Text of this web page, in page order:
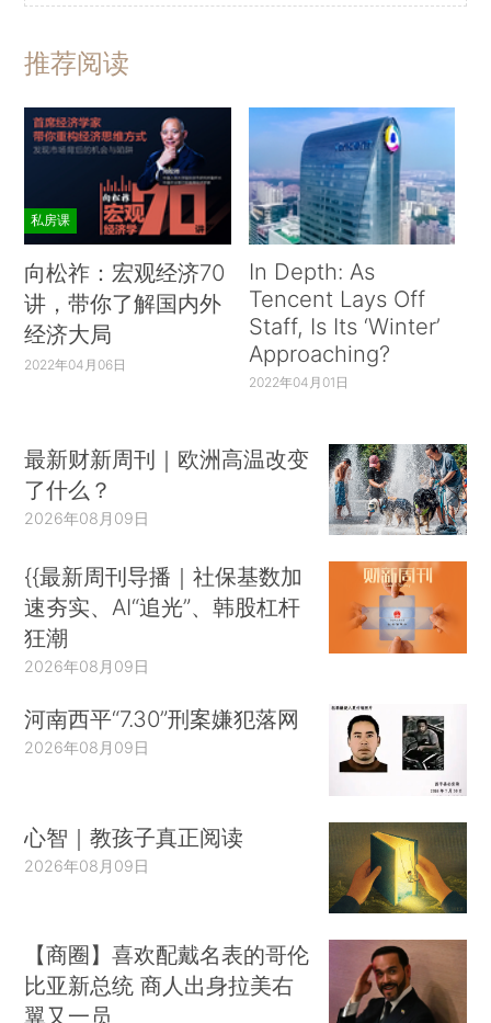
推荐阅读
私房课
向松祚：宏观经济70
讲，带你了解国内外
经济大局
2022年04月06日
In Depth: As
Tencent Lays Off
Staff, Is Its ‘Winter’
Approaching?
2022年04月01日
最新财新周刊｜欧洲高温改变
了什么？
2026年08月09日
{{最新周刊导播｜社保基数加
速夯实、AI“追光”、韩股杠杆
狂潮
2026年08月09日
河南西平“7.30”刑案嫌犯落网
2026年08月09日
心智｜教孩子真正阅读
2026年08月09日
【商圈】喜欢配戴名表的哥伦
比亚新总统 商人出身拉美右
翼又一员